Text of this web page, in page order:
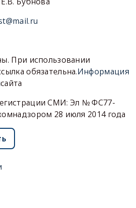
При использовании
обязательна.Информация
сайта
СМИ: Эл № ФС77-
28 июля 2014 года